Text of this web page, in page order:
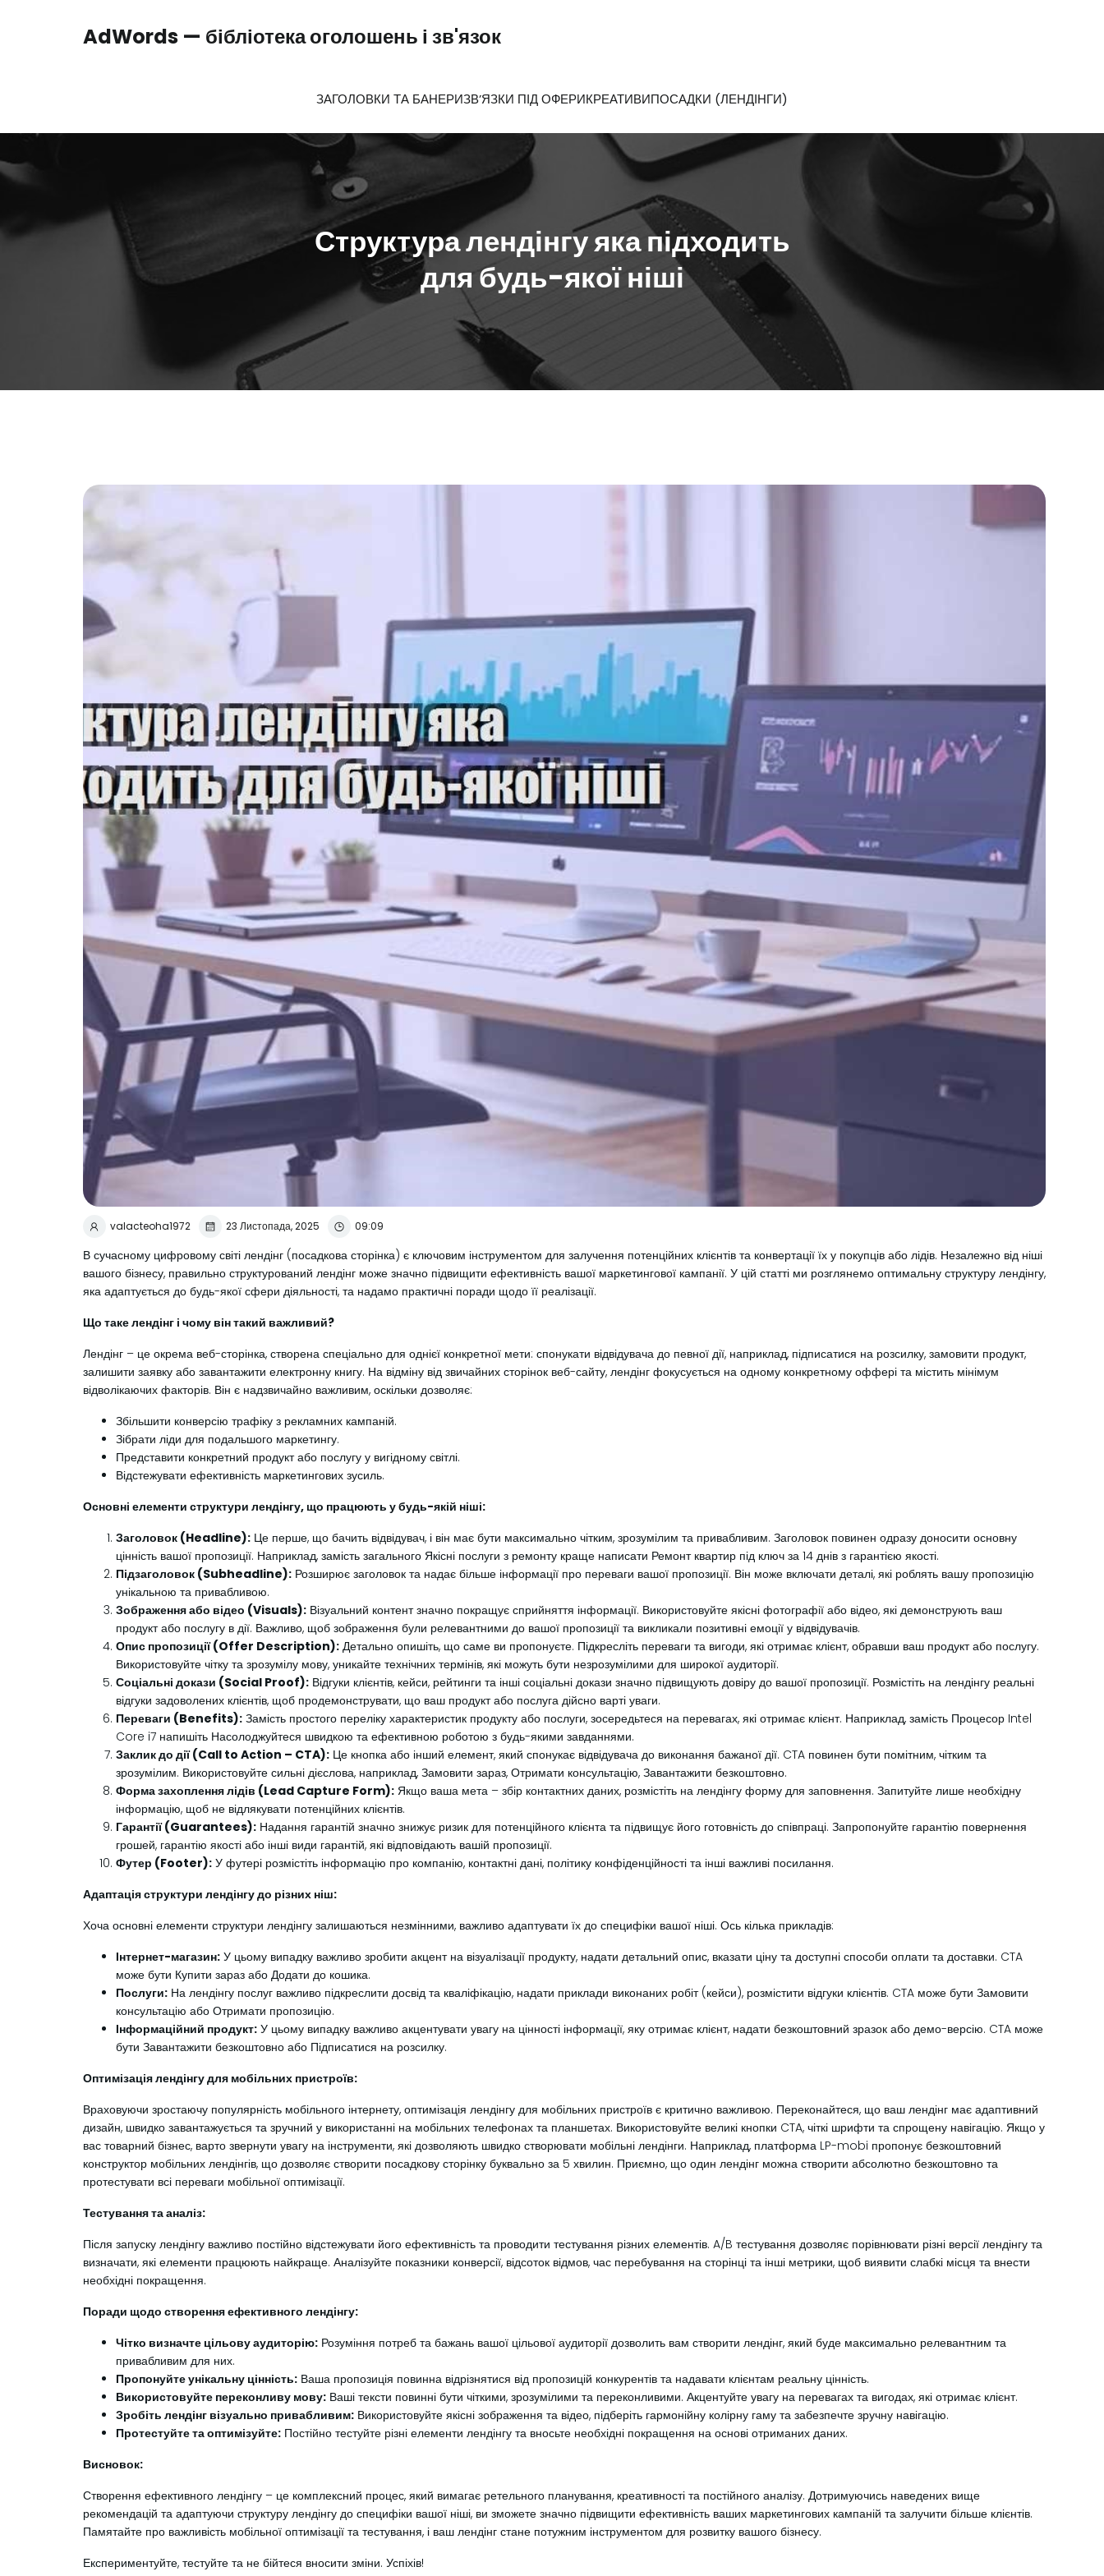
AdWords — бібліотека оголошень і зв'язок
ЗАГОЛОВКИ ТА БАНЕРИЗВ’ЯЗКИ ПІД ОФЕРИКРЕАТИВИПОСАДКИ (ЛЕНДІНГИ)
Структура лендінгу яка підходить
для будь-якої ніші
valacteoha1972 23 Листопада, 2025 09:09
В сучасному цифровому світі лендінг (посадкова сторінка) є ключовим інструментом для залучення потенційних клієнтів та конвертації їх у покупців або лідів. Незалежно від ніші
вашого бізнесу, правильно структурований лендінг може значно підвищити ефективність вашої маркетингової кампанії. У цій статті ми розглянемо оптимальну структуру лендінгу,
яка адаптується до будь-якої сфери діяльності, та надамо практичні поради щодо її реалізації.
Що таке лендінг і чому він такий важливий?
Лендінг – це окрема веб-сторінка, створена спеціально для однієї конкретної мети: спонукати відвідувача до певної дії, наприклад, підписатися на розсилку, замовити продукт,
залишити заявку або завантажити електронну книгу. На відміну від звичайних сторінок веб-сайту, лендінг фокусується на одному конкретному оффері та містить мінімум
відволікаючих факторів. Він є надзвичайно важливим, оскільки дозволяє:
Збільшити конверсію трафіку з рекламних кампаній.
Зібрати ліди для подальшого маркетингу.
Представити конкретний продукт або послугу у вигідному світлі.
Відстежувати ефективність маркетингових зусиль.
Основні елементи структури лендінгу, що працюють у будь-якій ніші:
Заголовок (Headline): Це перше, що бачить відвідувач, і він має бути максимально чітким, зрозумілим та привабливим. Заголовок повинен одразу доносити основну
цінність вашої пропозиції. Наприклад, замість загального Якісні послуги з ремонту краще написати Ремонт квартир під ключ за 14 днів з гарантією якості.
Підзаголовок (Subheadline): Розширює заголовок та надає більше інформації про переваги вашої пропозиції. Він може включати деталі, які роблять вашу пропозицію
унікальною та привабливою.
Зображення або відео (Visuals): Візуальний контент значно покращує сприйняття інформації. Використовуйте якісні фотографії або відео, які демонструють ваш
продукт або послугу в дії. Важливо, щоб зображення були релевантними до вашої пропозиції та викликали позитивні емоції у відвідувачів.
Опис пропозиції (Offer Description): Детально опишіть, що саме ви пропонуєте. Підкресліть переваги та вигоди, які отримає клієнт, обравши ваш продукт або послугу.
Використовуйте чітку та зрозумілу мову, уникайте технічних термінів, які можуть бути незрозумілими для широкої аудиторії.
Соціальні докази (Social Proof): Відгуки клієнтів, кейси, рейтинги та інші соціальні докази значно підвищують довіру до вашої пропозиції. Розмістіть на лендінгу реальні
відгуки задоволених клієнтів, щоб продемонструвати, що ваш продукт або послуга дійсно варті уваги.
Переваги (Benefits): Замість простого переліку характеристик продукту або послуги, зосередьтеся на перевагах, які отримає клієнт. Наприклад, замість Процесор Intel
Core i7 напишіть Насолоджуйтеся швидкою та ефективною роботою з будь-якими завданнями.
Заклик до дії (Call to Action – CTA): Це кнопка або інший елемент, який спонукає відвідувача до виконання бажаної дії. CTA повинен бути помітним, чітким та
зрозумілим. Використовуйте сильні дієслова, наприклад, Замовити зараз, Отримати консультацію, Завантажити безкоштовно.
Форма захоплення лідів (Lead Capture Form): Якщо ваша мета – збір контактних даних, розмістіть на лендінгу форму для заповнення. Запитуйте лише необхідну
інформацію, щоб не відлякувати потенційних клієнтів.
Гарантії (Guarantees): Надання гарантій значно знижує ризик для потенційного клієнта та підвищує його готовність до співпраці. Запропонуйте гарантію повернення
грошей, гарантію якості або інші види гарантій, які відповідають вашій пропозиції.
Футер (Footer): У футері розмістіть інформацію про компанію, контактні дані, політику конфіденційності та інші важливі посилання.
Адаптація структури лендінгу до різних ніш:
Хоча основні елементи структури лендінгу залишаються незмінними, важливо адаптувати їх до специфіки вашої ніші. Ось кілька прикладів:
Інтернет-магазин: У цьому випадку важливо зробити акцент на візуалізації продукту, надати детальний опис, вказати ціну та доступні способи оплати та доставки. CTA
може бути Купити зараз або Додати до кошика.
Послуги: На лендінгу послуг важливо підкреслити досвід та кваліфікацію, надати приклади виконаних робіт (кейси), розмістити відгуки клієнтів. CTA може бути Замовити
консультацію або Отримати пропозицію.
Інформаційний продукт: У цьому випадку важливо акцентувати увагу на цінності інформації, яку отримає клієнт, надати безкоштовний зразок або демо-версію. CTA може
бути Завантажити безкоштовно або Підписатися на розсилку.
Оптимізація лендінгу для мобільних пристроїв:
Враховуючи зростаючу популярність мобільного інтернету, оптимізація лендінгу для мобільних пристроїв є критично важливою. Переконайтеся, що ваш лендінг має адаптивний
дизайн, швидко завантажується та зручний у використанні на мобільних телефонах та планшетах. Використовуйте великі кнопки CTA, чіткі шрифти та спрощену навігацію. Якщо у
вас товарний бізнес, варто звернути увагу на інструменти, які дозволяють швидко створювати мобільні лендінги. Наприклад, платформа LP-mobi пропонує безкоштовний
конструктор мобільних лендінгів, що дозволяє створити посадкову сторінку буквально за 5 хвилин. Приємно, що один лендінг можна створити абсолютно безкоштовно та
протестувати всі переваги мобільної оптимізації.
Тестування та аналіз:
Після запуску лендінгу важливо постійно відстежувати його ефективність та проводити тестування різних елементів. A/B тестування дозволяє порівнювати різні версії лендінгу та
визначати, які елементи працюють найкраще. Аналізуйте показники конверсії, відсоток відмов, час перебування на сторінці та інші метрики, щоб виявити слабкі місця та внести
необхідні покращення.
Поради щодо створення ефективного лендінгу:
Чітко визначте цільову аудиторію: Розуміння потреб та бажань вашої цільової аудиторії дозволить вам створити лендінг, який буде максимально релевантним та
привабливим для них.
Пропонуйте унікальну цінність: Ваша пропозиція повинна відрізнятися від пропозицій конкурентів та надавати клієнтам реальну цінність.
Використовуйте переконливу мову: Ваші тексти повинні бути чіткими, зрозумілими та переконливими. Акцентуйте увагу на перевагах та вигодах, які отримає клієнт.
Зробіть лендінг візуально привабливим: Використовуйте якісні зображення та відео, підберіть гармонійну колірну гаму та забезпечте зручну навігацію.
Протестуйте та оптимізуйте: Постійно тестуйте різні елементи лендінгу та вносьте необхідні покращення на основі отриманих даних.
Висновок:
Створення ефективного лендінгу – це комплексний процес, який вимагає ретельного планування, креативності та постійного аналізу. Дотримуючись наведених вище
рекомендацій та адаптуючи структуру лендінгу до специфіки вашої ніші, ви зможете значно підвищити ефективність ваших маркетингових кампаній та залучити більше клієнтів.
Памятайте про важливість мобільної оптимізації та тестування, і ваш лендінг стане потужним інструментом для розвитку вашого бізнесу.
Експериментуйте, тестуйте та не бійтеся вносити зміни. Успіхів!